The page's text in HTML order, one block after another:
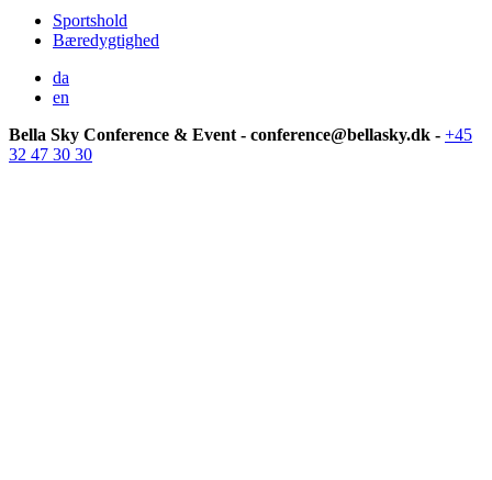
Sportshold
Bæredygtighed
da
en
Bella Sky Conference & Event - conference@bellasky.dk - +45
32 47 30 30